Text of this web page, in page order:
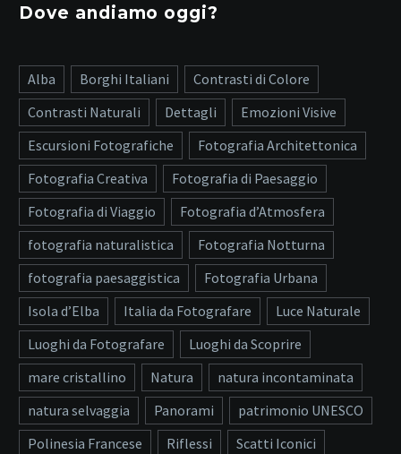
Dove andiamo oggi?
Alba Borghi Italiani
Contrasti di Colore
Contrasti Naturali
Dettagli
Emozioni Visive
Escursioni Fotografiche
Fotografia Architettonica
Fotografia Creativa
Fotografia di Paesaggio
Fotografia di Viaggio
Fotografia d’Atmosfera
fotografia naturalistica
Fotografia Notturna
fotografia paesaggistica
Fotografia Urbana
Isola d’Elba
Italia da Fotografare
Luce Naturale
Luoghi da Fotografare
Luoghi da Scoprire
mare cristallino
Natura
natura incontaminata
natura selvaggia
Panorami
patrimonio UNESCO
Polinesia Francese
Riflessi
Scatti Iconici